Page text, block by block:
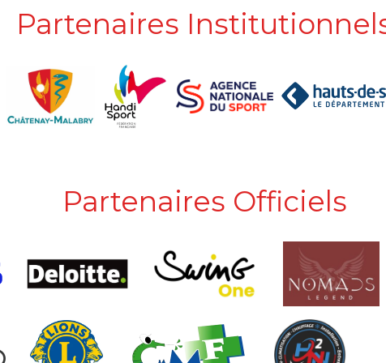
Partenaires
Partenaires Officiels